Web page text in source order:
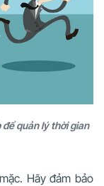
quản lý thời gian
Hãy đảm bảo